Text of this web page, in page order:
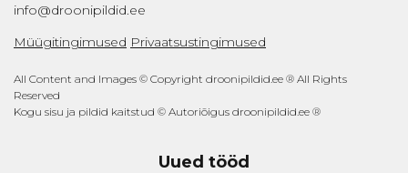
info@droonipildid.ee
Müügitingimused Privaatsustingimused
All Content and Images © Copyright droonipildid.ee ® All Rights
Reserved
Kogu sisu ja pildid kaitstud © Autoriõigus droonipildid.ee ®
Uued tööd